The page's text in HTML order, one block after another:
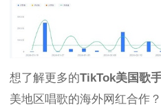
想了解更多的TikTok美国歌
美地区唱歌的海外网红合作